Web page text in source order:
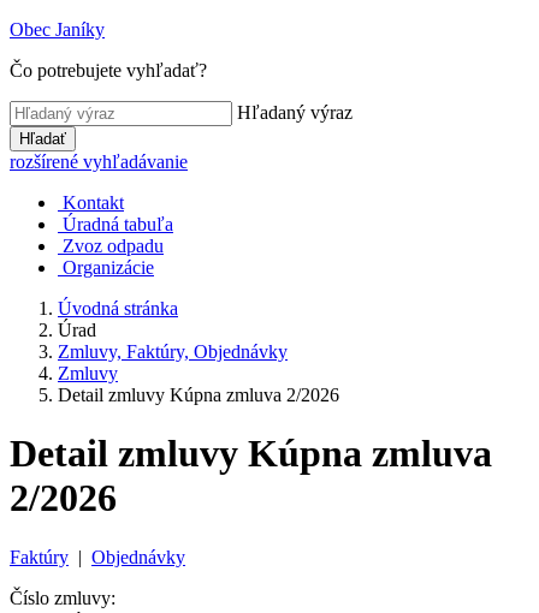
Obec Janíky
Čo potrebujete vyhľadať?
Hľadaný výraz
Hľadať
rozšírené vyhľadávanie
Kontakt
Úradná tabuľa
Zvoz odpadu
Organizácie
Úvodná stránka
Úrad
Zmluvy, Faktúry, Objednávky
Zmluvy
Detail zmluvy Kúpna zmluva 2/2026
Detail zmluvy Kúpna zmluva
2/2026
Faktúry | Objednávky
Číslo zmluvy: